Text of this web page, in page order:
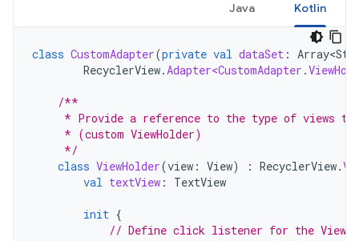
Kotlin
Java
class CustomAdapter(private val dataSet :
RecyclerView.Adapter<CustomAdapter .
/**
* Provide a reference to the type of views
     * (custom ViewHolder)
     */
class ViewHolder(view : View) : RecyclerView.
val textView : TextView
init {
// Define click listener for the